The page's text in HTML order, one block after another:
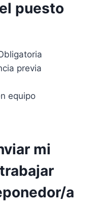
puesto
previa
equipo
mi
a